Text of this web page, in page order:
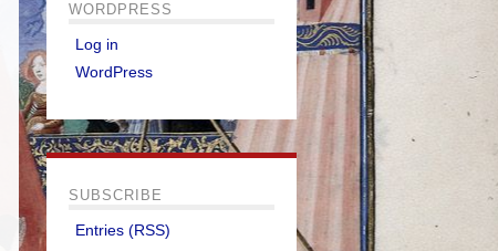
WORDPRESS
Log in
WordPress
SUBSCRIBE
Entries (RSS)